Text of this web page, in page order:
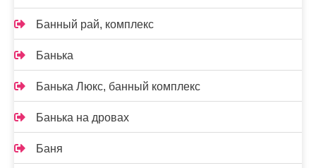
Банный рай, комплекс
Банька
Банька Люкс, банный комплекс
Банька на дровах
Баня